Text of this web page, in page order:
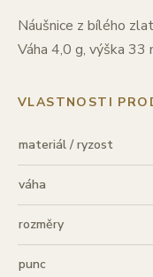
Náušnice z bílého
Váha 4,0 g, výška 33
VLASTNOSTI
materiál / ryzost
váha
rozměry
punc